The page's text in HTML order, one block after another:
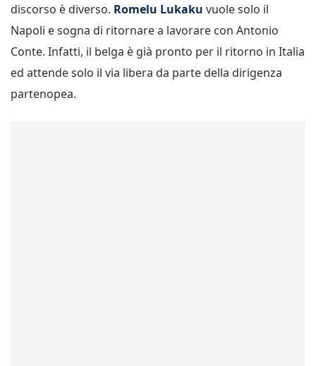
discorso è diverso. Romelu Lukaku vuole solo il
Napoli e sogna di ritornare a lavorare con Antonio
Conte. Infatti, il belga è già pronto per il ritorno in Italia
ed attende solo il via libera da parte della dirigenza
partenopea.